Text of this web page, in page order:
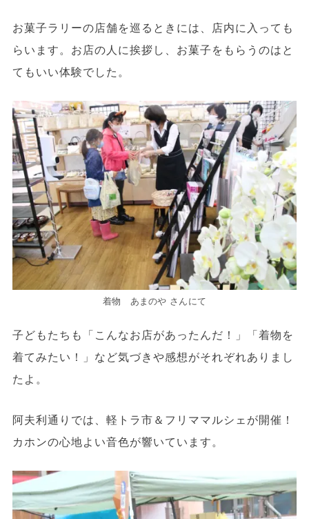
お菓子ラリーの店舗を巡るときには、店内に入っても
らいます。お店の人に挨拶し、お菓子をもらうのはと
てもいい体験でした。
着物 あまのや さんにて
子どもたちも「こんなお店があったんだ！」「着物を
着てみたい！」など気づきや感想がそれぞれありまし
たよ。
阿夫利通りでは、軽トラ市＆フリママルシェが開催！
カホンの心地よい音色が響いています。